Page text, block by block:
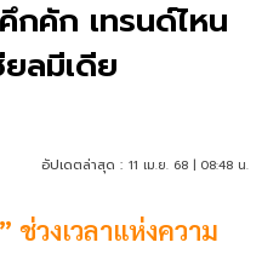
คัก เทรนด์ไหน
ยลมีเดีย
อัปเดตล่าสุด : 11 เม.ย. 68 | 08:48 น.
ช่วงเวลาแห่งความ